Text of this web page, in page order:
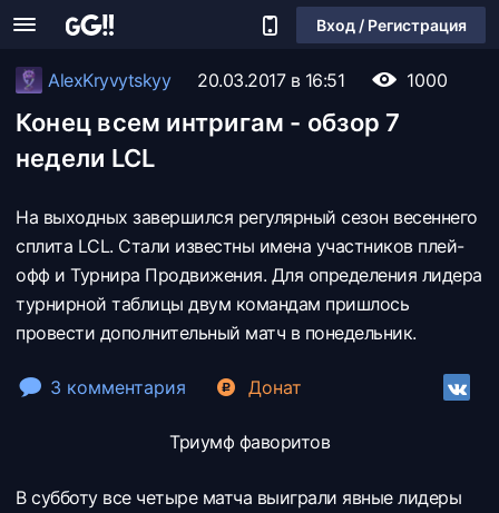
Вход / Регистрация
AlexKryvytskyy 20.03.2017 в 16:51 1000
Конец всем интригам - обзор 7
недели LCL
На выходных завершился регулярный сезон весеннего
сплита LCL. Стали известны имена участников плей-
офф и Турнира Продвижения. Для определения лидера
турнирной таблицы двум командам пришлось
провести дополнительный матч в понедельник.
3 комментария Донат
Триумф фаворитов
В субботу все четыре матча выиграли явные лидеры